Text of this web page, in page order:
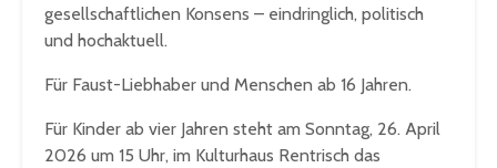
gesellschaftlichen Konsens – eindringlich, politisch
und hochaktuell.
Für Faust-Liebhaber und Menschen ab 16 Jahren.
Für Kinder ab vier Jahren steht am Sonntag, 26. April
2026 um 15 Uhr, im Kulturhaus Rentrisch das